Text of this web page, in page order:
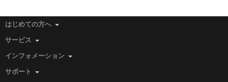
はじめての方へ
サービス
インフォメーション
サポート